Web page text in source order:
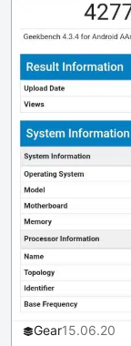
Gear15.06.20